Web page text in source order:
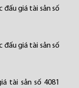
đấu giá tài sản số
đấu giá tài sản số
tài sản số 4081